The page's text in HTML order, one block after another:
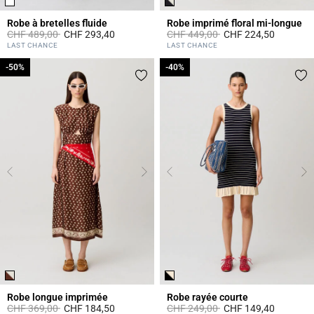
Robe à bretelles fluide
Prix réduit à partir de
CHF 489,00àCHF 293,40
3.8 out of 5 Customer Rating
LAST CHANCE
Robe imprimé floral mi-longue
Prix réduit à partir de
CHF 449,00àCHF 224,50
5 out of 5 Customer Rating
LAST CHANCE
Robe longue imprimée
Prix réduit à partir de
CHF 369,00à
-50%
CHF 184,50
-50%
Robe rayée courte
Prix réduit à partir de
CHF 249,00à
-40%
CHF 149,40
-40%